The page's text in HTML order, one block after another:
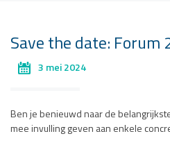
Save the date: Forum
3 mei 2024
Ben je benieuwd naar de
mee invulling geven aan enkele